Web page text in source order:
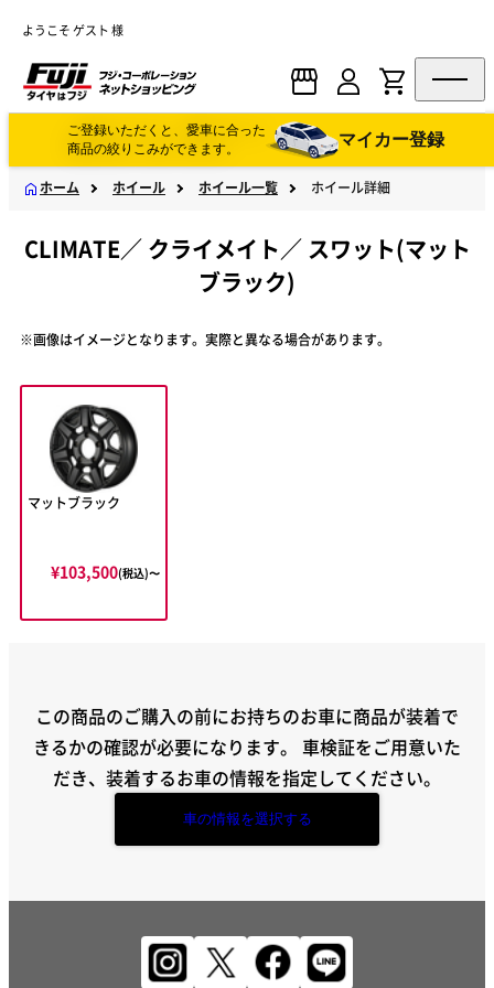
ようこそ ゲスト 様
ご登録いただくと、愛車に合った
商品の絞りこみができます。
マイカー登録
ホーム ホイール ホイール一覧 ホイール詳細
CLIMATE／ クライメイト／ スワット(マット
ブラック)
※画像はイメージとなります。実際と異なる場合があります。
マットブラック
¥103,500(税込)〜
この商品のご購入の前にお持ちのお車に商品が装着で
きるかの確認が必要になります。 車検証をご用意いた
だき、装着するお車の情報を指定してください。
車の情報を選択する